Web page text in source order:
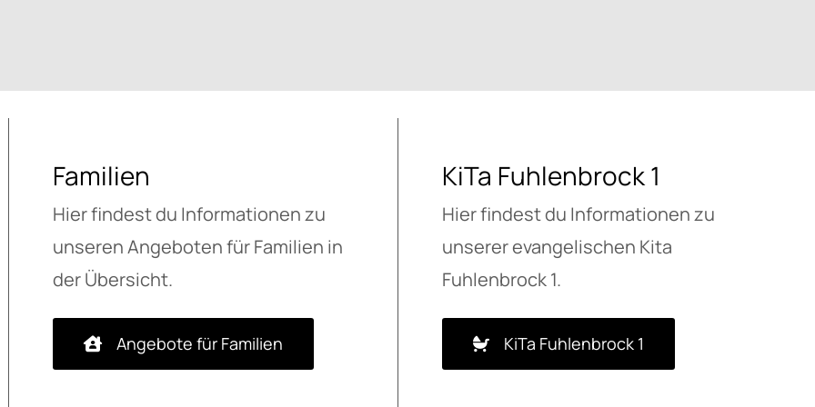
Familien
Hier findest du Informationen zu
unseren Angeboten für Familien in
der Übersicht.
Angebote für Familien
KiTa Fuhlenbrock 1
Hier findest du Informationen zu
unserer evangelischen Kita
Fuhlenbrock 1.
KiTa Fuhlenbrock 1